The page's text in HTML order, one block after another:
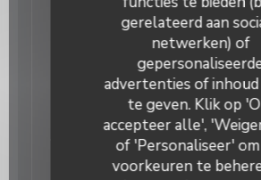
gerelateerd aan
netwerken) of
advertenties of
te geven. Klik op
accepteer alle',
of 'Personaliseer'
voorkeuren te
~Le risotto noix de saint-
crème de betterave, saint-
SNACKÉeS,sésame torréfié et
moutarde.
17,90 EUR
~Le risotto FICO~